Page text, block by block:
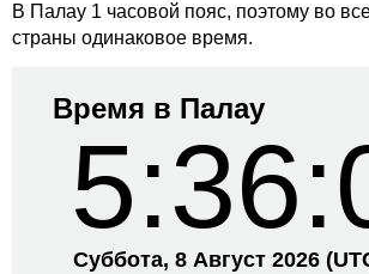
В Палау 1 часовой пояс, поэтому во
страны одинаковое время.
Время в Палау
Суббота, 8 Август 2026